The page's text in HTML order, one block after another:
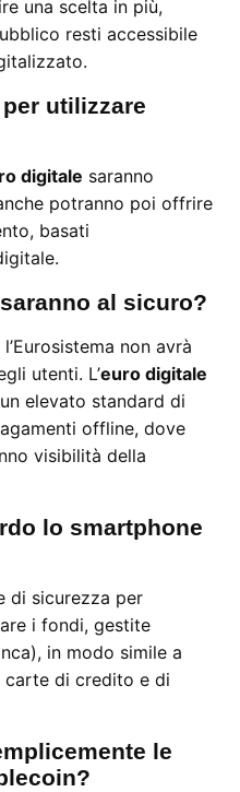
una scelta in più,
resti accessibile
utilizzare
digitale saranno
potranno poi offrire
basati
al sicuro?
non avrà
utenti. L’euro digitale
elevato standard di
offline, dove
visibilità della
lo smartphone
di sicurezza per
i fondi, gestite
in modo simile a
carte di credito e di
le